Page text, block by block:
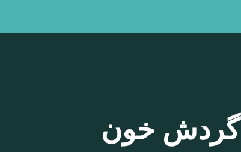
گردش خون